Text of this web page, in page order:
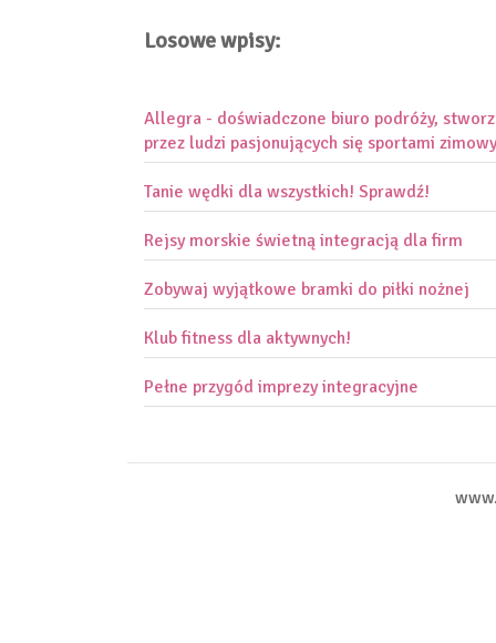
Losowe wpisy:
Allegra - doświadczone biuro podróży,
przez ludzi pasjonujących się sportami
Tanie wędki dla wszystkich! Sprawdź!
Rejsy morskie świetną integracją dla firm
Zobywaj wyjątkowe bramki do piłki nożnej
Klub fitness dla aktywnych!
Pełne przygód imprezy integracyjne